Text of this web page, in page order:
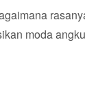
moda